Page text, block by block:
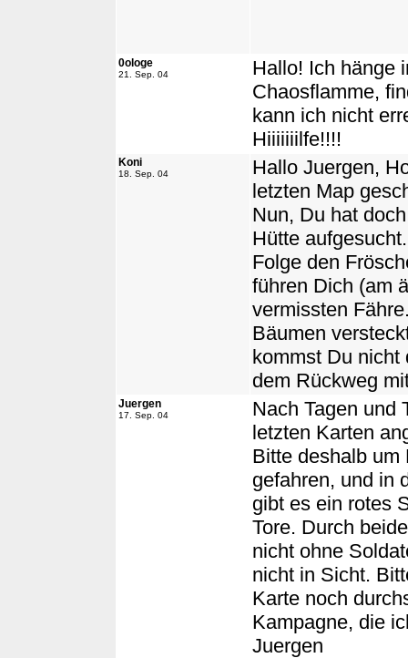
0ologe
21. Sep. 04
Hallo! Ich hänge
Chaosflamme,
kann ich nicht
Hiiiiiiilfe!!!!
Koni
18. Sep. 04
Hallo Juergen,
letzten Map
Nun, Du hat
Hütte
Folge den
führen Dich (am
vermissten
Bäumen
kommst Du nicht
dem Rückweg
Juergen
17. Sep. 04
Nach Tagen und
letzten Karten
Bitte deshalb um
gefahren, und in
gibt es ein rotes
Tore. Durch
nicht ohne
nicht in Sicht.
Karte noch
Kampagne, die
Juergen